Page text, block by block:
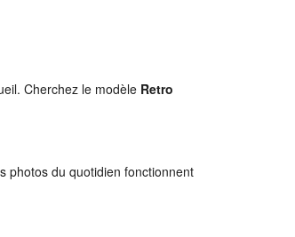
Cherchez le modèle Retro
photos du quotidien fonctionnent